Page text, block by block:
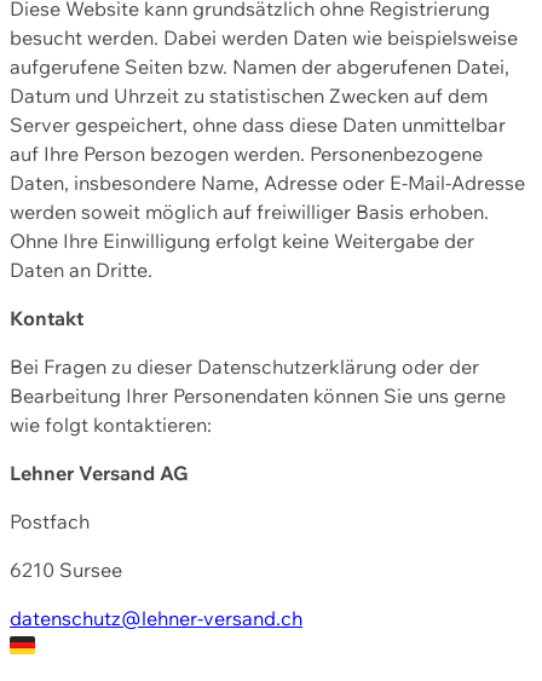
Diese Website kann grundsätzlich ohne Registrierung
besucht werden. Dabei werden Daten wie beispielsweise
aufgerufene Seiten bzw. Namen der abgerufenen Datei,
Datum und Uhrzeit zu statistischen Zwecken auf dem
Server gespeichert, ohne dass diese Daten unmittelbar
auf Ihre Person bezogen werden. Personenbezogene
Daten, insbesondere Name, Adresse oder E-Mail-Adresse
werden soweit möglich auf freiwilliger Basis erhoben.
Ohne Ihre Einwilligung erfolgt keine Weitergabe der
Daten an Dritte.
Kontakt
Bei Fragen zu dieser Datenschutzerklärung oder der
Bearbeitung Ihrer Personendaten können Sie uns gerne
wie folgt kontaktieren:
Lehner Versand AG
Postfach
6210 Sursee
datenschutz@lehner-versand.ch